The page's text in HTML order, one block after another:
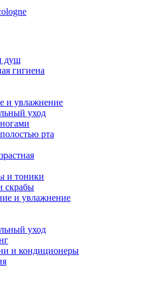
душ
гигиена
и увлажнение
уход
рта
и тоники
скрабы
и увлажнение
уход
и кондиционеры